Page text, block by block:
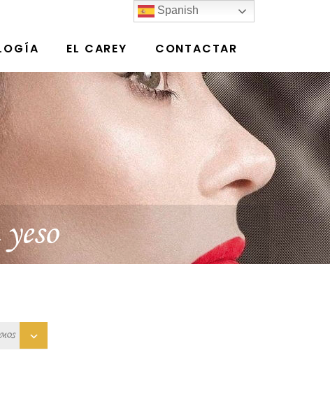
EL CAREY CONTACTAR
Spanish